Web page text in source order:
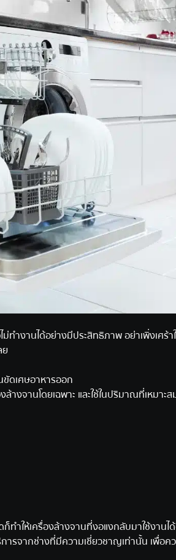
ำงานได้อย่างมีประสิทธิภาพ อย่าเพิ่งเศร้า
ดเศษอาหารออก
งจานโดยเฉพาะ และใช้ในปริมาณที่เหมาะ
ทำให้เครื่องล้างจานที่งอแงกลับมาใช้งานไ
ารจากช่างที่มีความเชี่ยวชาญเท่านั้น เพื่อค